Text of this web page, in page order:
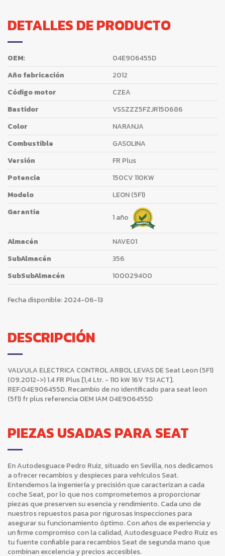
DETALLES DE PRODUCTO
OEM:
04E906455D
Año fabricación
2012
Código motor
CZEA
Bastidor
VSSZZZ5FZJR150686
Color
NARANJA
Combustible
GASOLINA
Versión
FR Plus
Potencia
150CV 110KW
Modelo
LEON (5F1)
Garantia
1 año
Almacén
NAVE01
SubAlmacén
356
SubSubAlmacén
100029400
Fecha disponible:2024-06-13
DESCRIPCIÓN
VALVULA ELECTRICA CONTROL ARBOL LEVAS DE Seat Leon (5F1)
(09.2012->) 1.4 FR Plus [1,4 Ltr. - 110 kW 16V TSI ACT].
REF:04E906455D. Recambio de no identificado para seat leon
(5f1) fr plus referencia OEM IAM 04E906455D
PIEZAS USADAS PARA SEAT
En Autodesguace Pedro Ruiz, situado en Sevilla, nos dedicamos
a ofrecer recambios y despieces para vehículos Seat.
Entendemos la ingeniería y precisión que caracterizan a cada
coche Seat, por lo que nos comprometemos a proporcionar
piezas que preserven su esencia y rendimiento. Cada uno de
nuestros repuestos pasa por rigurosas inspecciones para
asegurar su funcionamiento óptimo. Con años de experiencia y
un firme compromiso con la calidad, Autodesguace Pedro Ruiz es
tu fuente confiable para recambios Seat de segunda mano que
combinan excelencia y precios accesibles.